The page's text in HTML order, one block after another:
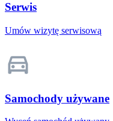
Serwis
Umów wizytę serwisową
Samochody używane